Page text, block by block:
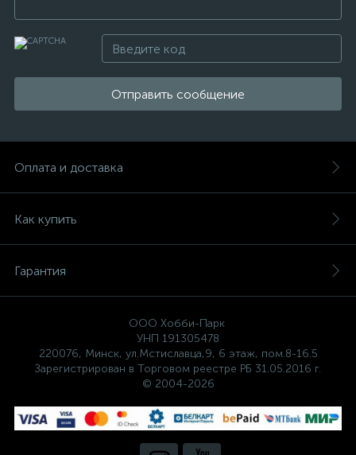
Отправить сообщение
Оплата и доставка
Как купить
Гарантия
ООО Хобби-Парк
УНП 191305478
220076, Минск, ул.Мстиславца,9, 6 этаж, пом.8-16.5
Зарегистрирован в Торговом реестре РБ 31.05.2016 г.
© 2004-2026